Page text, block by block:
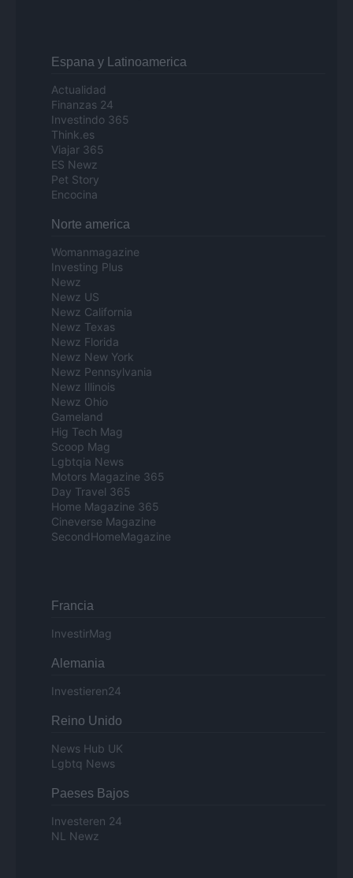
Espana y Latinoamerica
Actualidad
Finanzas 24
Investindo 365
Think.es
Viajar 365
ES Newz
Pet Story
Encocina
Norte america
Womanmagazine
Investing Plus
Newz
Newz US
Newz California
Newz Texas
Newz Florida
Newz New York
Newz Pennsylvania
Newz Illinois
Newz Ohio
Gameland
Hig Tech Mag
Scoop Mag
Lgbtqia News
Motors Magazine 365
Day Travel 365
Home Magazine 365
Cineverse Magazine
SecondHomeMagazine
Francia
InvestirMag
Alemania
Investieren24
Reino Unido
News Hub UK
Lgbtq News
Paeses Bajos
Investeren 24
NL Newz